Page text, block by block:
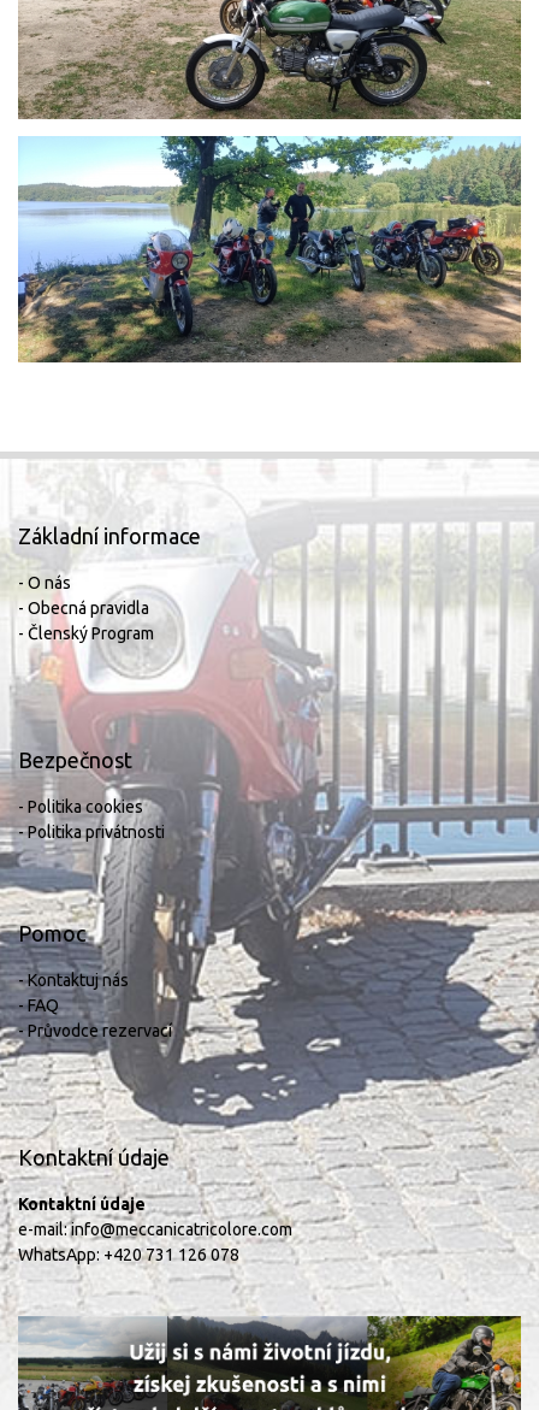
Základní informace
- O nás
- Obecná pravidla
- Členský Program
Bezpečnost
- Politika cookies
- Politika privátnosti
Pomoc
- Kontaktuj nás
- FAQ
- Průvodce rezervací
Kontaktní údaje
Kontaktní údaje
e-mail:info@meccanicatricolore.com
WhatsApp: +420 731 126 078